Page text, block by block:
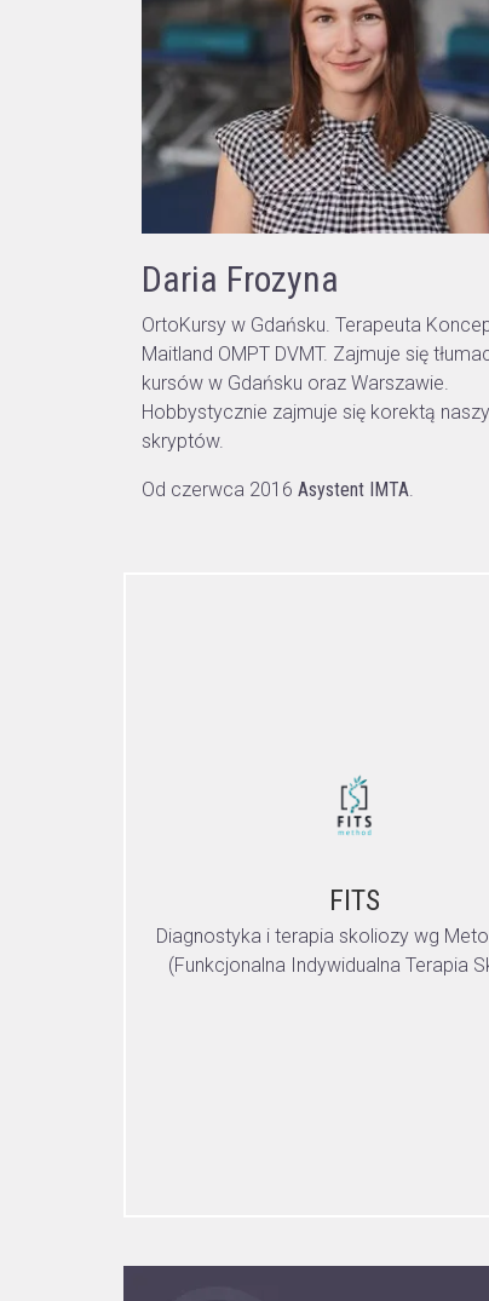
Daria Frozyna
OrtoKursy w Gdańsku. Terapeuta
Maitland OMPT DVMT. Zajmuje się
kursów w Gdańsku oraz Warszawie.
Hobbystycznie zajmuje się korektą
skryptów.
Od czerwca 2016 Asystent IMTA.
FITS
Diagnostyka i terapia skoliozy wg
(Funkcjonalna Indywidualna Terapia